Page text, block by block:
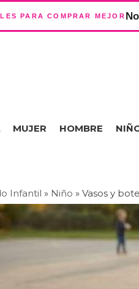
PARA COMPRAR MEJOR
MUJER HOMBRE
Infantil » Niño » Vasos y